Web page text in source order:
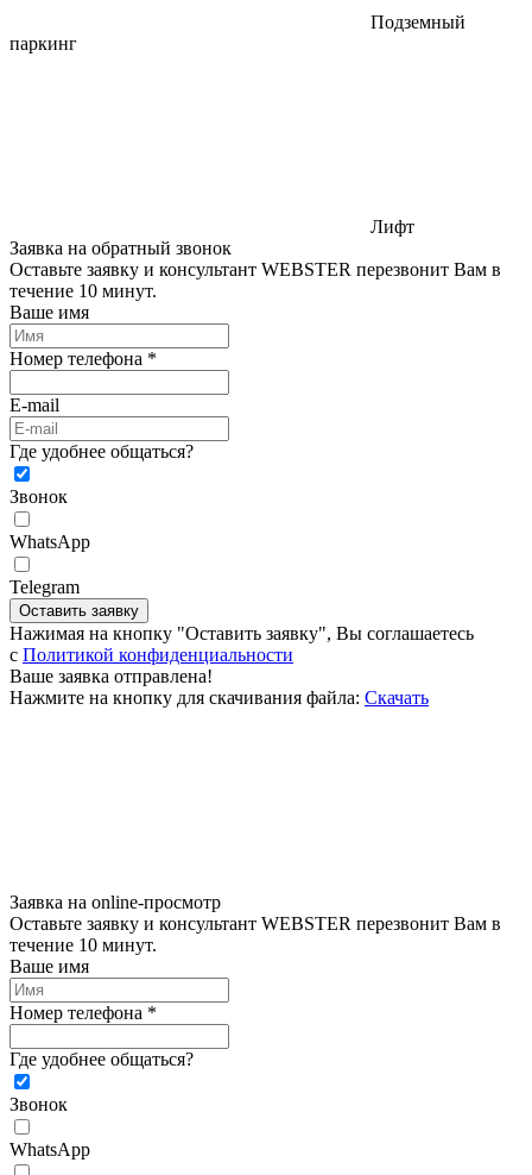
Подземный
паркинг
Лифт
Заявка на обратный звонок
Оставьте заявку и консультант WEBSTER перезвонит Вам в
течение 10 минут.
Ваше имя
Номер телефона *
E-mail
Где удобнее общаться?
Звонок
WhatsApp
Telegram
Оставить заявку
Нажимая на кнопку "Оставить заявку", Вы соглашаетесь
c Политикой конфиденциальности
Ваше заявка отправлена!
Нажмите на кнопку для скачивания файла: Скачать
Заявка на online-просмотр
Оставьте заявку и консультант WEBSTER перезвонит Вам в
течение 10 минут.
Ваше имя
Номер телефона *
Где удобнее общаться?
Звонок
WhatsApp